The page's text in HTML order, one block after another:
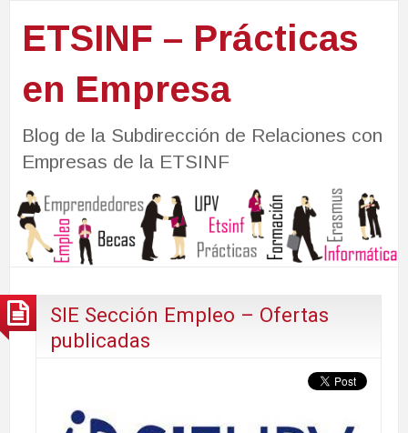
ETSINF – Prácticas
en Empresa
Blog de la Subdirección de Relaciones con
Empresas de la ETSINF
SIE Sección Empleo – Ofertas
publicadas